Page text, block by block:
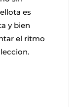
es
y bien
el ritmo